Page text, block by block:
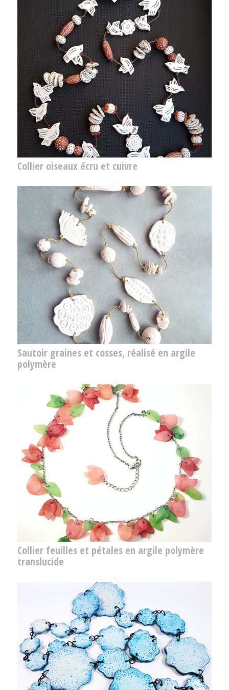
Collier oiseaux écru et cuivre
Sautoir graines et cosses, réalisé en argile
polymère
Collier feuilles et pétales en argile polymère
translucide